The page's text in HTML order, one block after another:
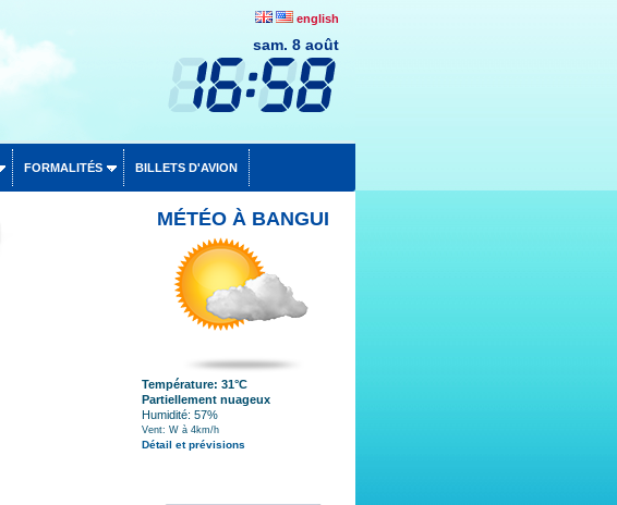
english
sam. 8 août
FORMALITÉS BILLETS D'AVION
MÉTÉO À BANGUI
Température: 31°C
Partiellement nuageux
Humidité: 57%
Vent: W à 4km/h
Détail et prévisions